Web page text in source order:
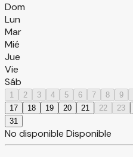
Dom
Lun
Mar
Mié
Jue
Vie
Sáb
1 2 3 4 5 6 7 8 9
17
18 19 20 21 22 23
31
No disponible Disponible